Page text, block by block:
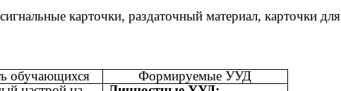
карточки, раздаточный материал, карточки
обучающихся
Формируемые УУД